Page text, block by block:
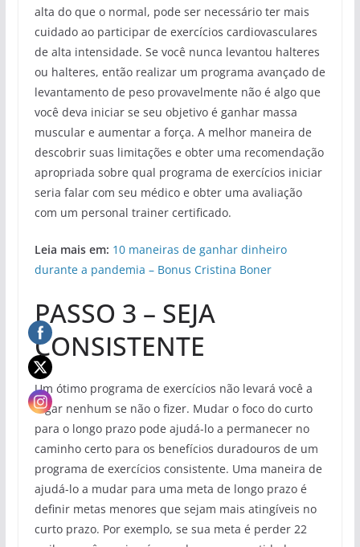
alta do que o normal, pode ser necessário ter mais
cuidado ao participar de exercícios cardiovasculares
de alta intensidade. Se você nunca levantou halteres
ou halteres, então realizar um programa avançado de
levantamento de peso provavelmente não é algo que
você deva iniciar se seu objetivo é ganhar massa
muscular e aumentar a força. A melhor maneira de
descobrir suas limitações e obter uma recomendação
apropriada sobre qual programa de exercícios iniciar
seria falar com seu médico e obter uma avaliação
com um personal trainer certificado.
Leia mais em: 10 maneiras de ganhar dinheiro
durante a pandemia – Bonus Cristina Boner
PASSO 3 – SEJA
CONSISTENTE
Um ótimo programa de exercícios não levará você a
lugar nenhum se não o fizer. Mudar o foco do curto
para o longo prazo pode ajudá-lo a permanecer no
caminho certo para os benefícios duradouros de um
programa de exercícios consistente. Uma maneira de
ajudá-lo a mudar para uma meta de longo prazo é
definir metas menores que sejam mais atingíveis no
curto prazo. Por exemplo, se sua meta é perder 22